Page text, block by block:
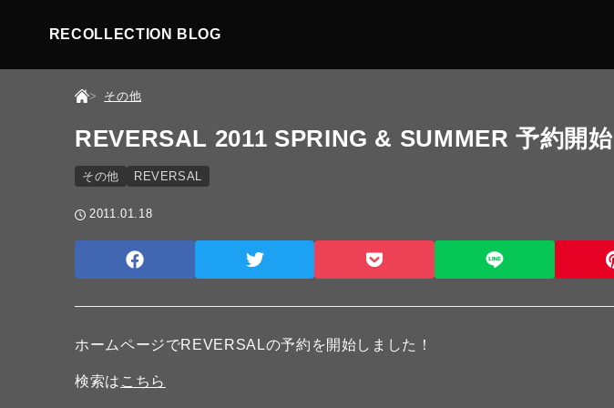
RECOLLECTION BLOG
その他
REVERSAL 2011 SPRING & SUMMER 予約開始
その他 REVERSAL
2011.01.18
ホームページでREVERSALの予約を開始しました！
検索は こちら